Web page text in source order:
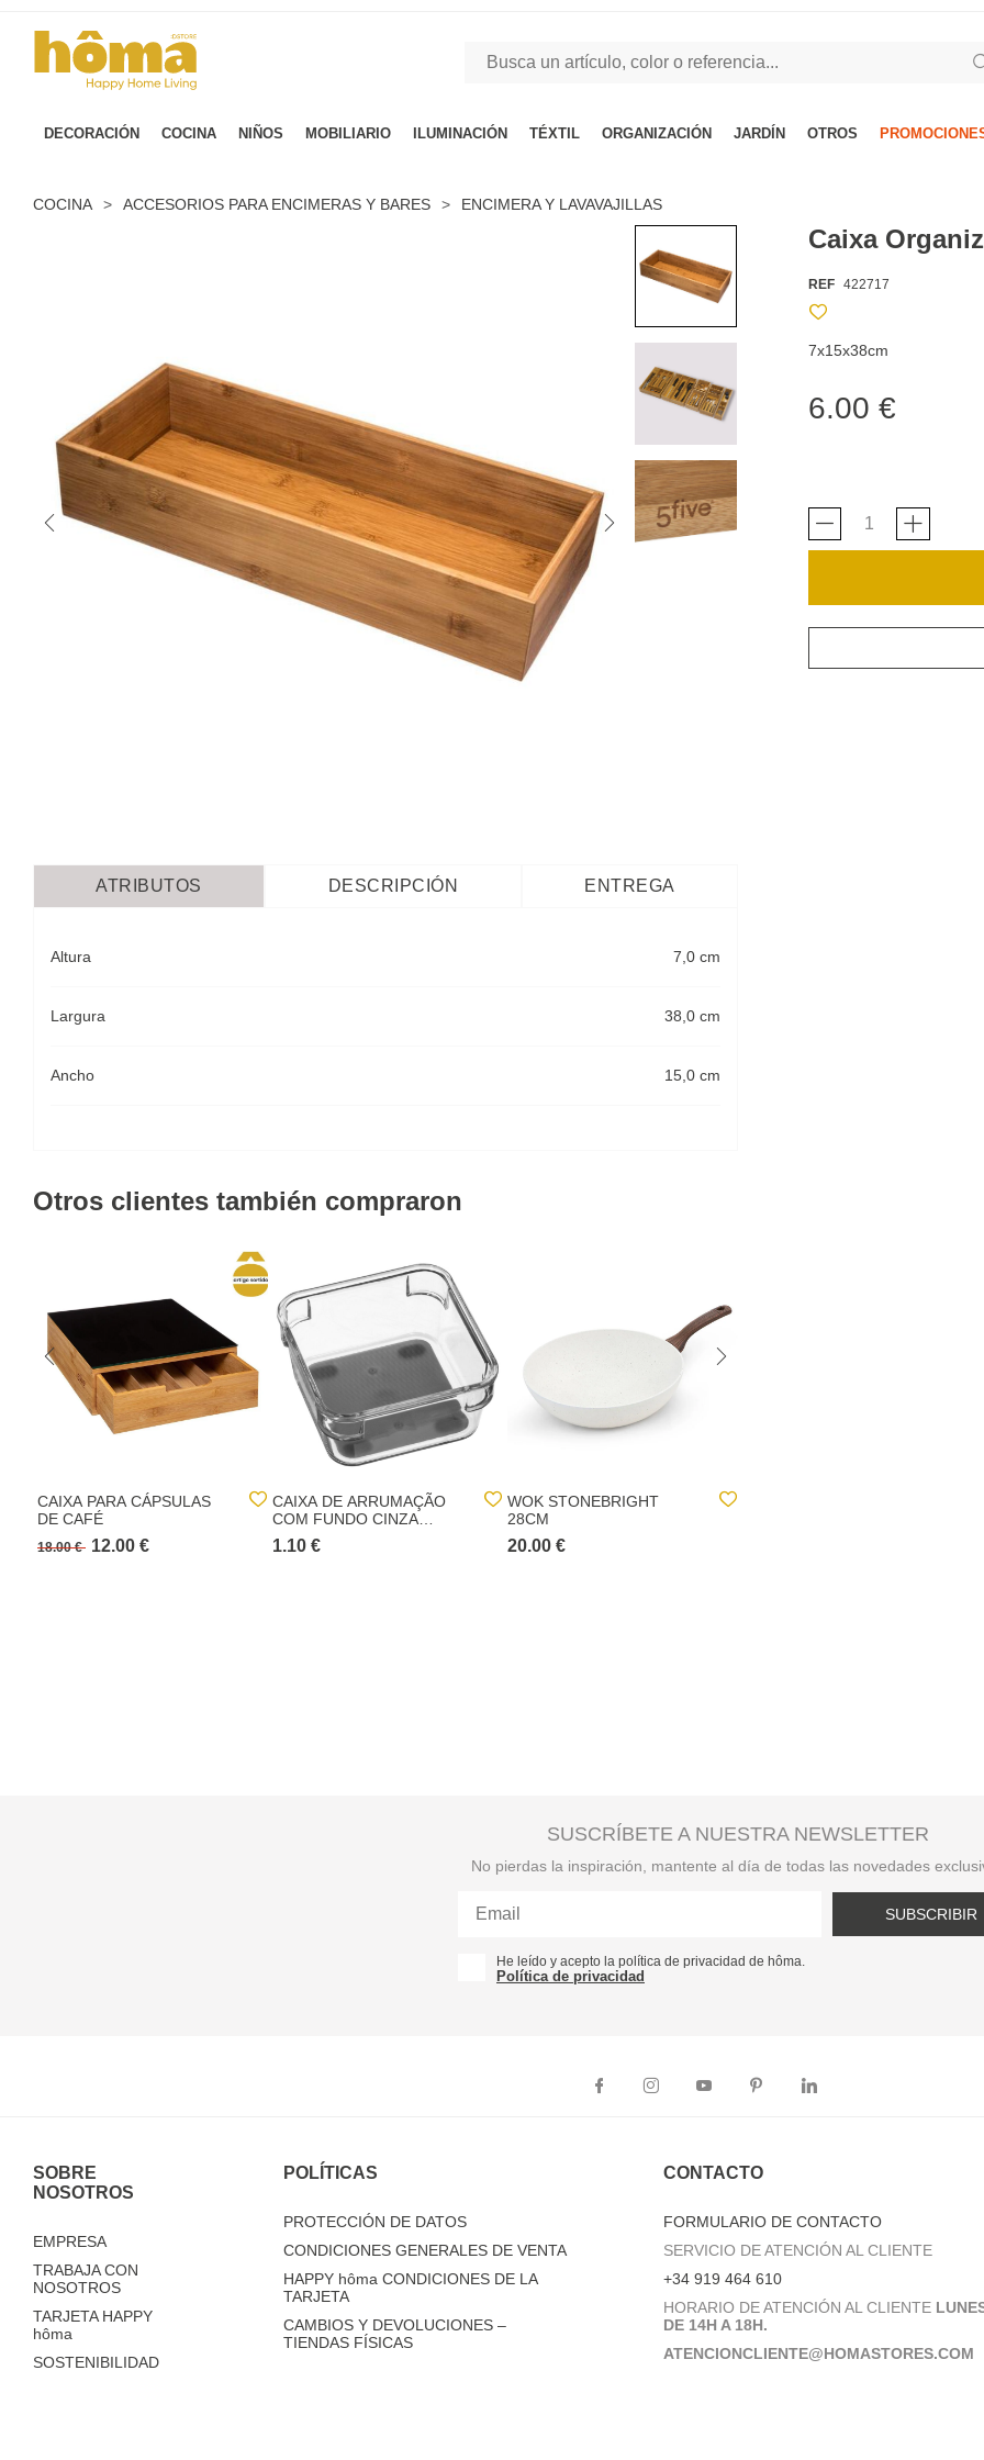
DECORACIÓN COCINA NIÑOS MOBILIARIO ILUMINACIÓN TÉXTIL ORGANIZACIÓN JARDÍN OTROS
COCINA > ACCESORIOS PARA ENCIMERAS Y BARES > ENCIMERA Y LAVAVAJILLAS
Caixa
REF 422717
7x15x38cm
6.00 €
ATRIBUTOS DESCRIPCIÓN ENTREGA
Altura 7,0 cm
Largura 38,0 cm
Ancho 15,0 cm
Otros clientes también compraron
CAIXA PARA CÁPSULAS
DE CAFÉ
18.00 € 12.00 €
CAIXA DE ARRUMAÇÃO
COM FUNDO CINZA
9X9CM
1.10 €
WOK STONEBRIGHT
28CM
20.00 €
SUSCRÍBETE A NUESTRA NEWSLETTER
No pierdas la inspiración, mantente al día de todas las novedades
SUBSCRIBIR
He leído y acepto la política de privacidad de hôma.
Política de privacidad
SOBRE
NOSOTROS
EMPRESA
TRABAJA CON
NOSOTROS
TARJETA HAPPY
hôma
SOSTENIBILIDAD
POLÍTICAS
PROTECCIÓN DE DATOS
CONDICIONES GENERALES DE VENTA
HAPPY hôma CONDICIONES DE LA
TARJETA
CAMBIOS Y DEVOLUCIONES –
TIENDAS FÍSICAS
CONTACTO
FORMULARIO DE CONTACTO
SERVICIO DE ATENCIÓN AL CLIENTE
+34 919 464 610
HORARIO DE ATENCIÓN AL CLIENTE
DE 14H A 18H.
ATENCIONCLIENTE@HOMASTORES.COM